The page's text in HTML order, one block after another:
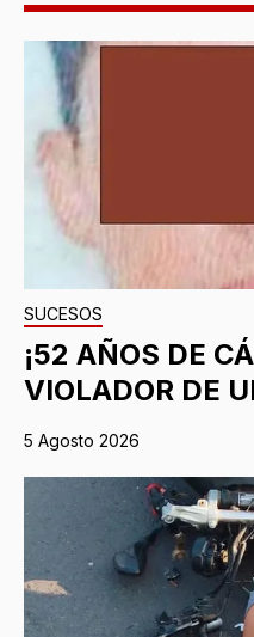
SUCESOS
¡52 AÑOS DE
VIOLADOR DE
5 Agosto 2026